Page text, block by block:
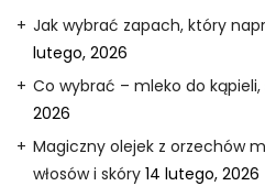
Jak wybrać zapach, który
lutego, 2026
Co wybrać – mleko do kąpieli,
2026
Magiczny olejek z orzechów
włosów i skóry 14 lutego, 2026